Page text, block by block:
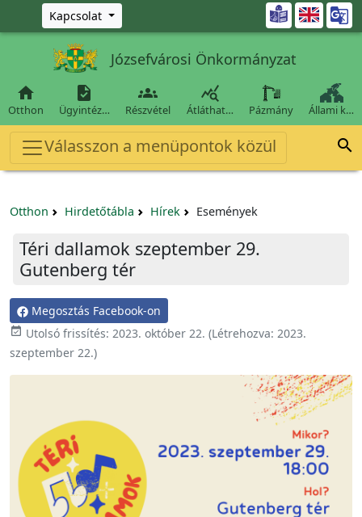
Ugrás a fő tartalomra
Kapcsolat 
Józsefvárosi Önkormányzat

Otthon

Ügyintéz…

Részvétel

Átláthat… Pázmány Állami k…
Válasszon a menüpontok közül 
Otthon Hirdetőtábla Hírek Események
Téri dallamok szeptember 29.
Gutenberg tér
Megosztás Facebook-on
 Utolsó frissítés: 2023. október 22. (Létrehozva: 2023.
szeptember 22.)